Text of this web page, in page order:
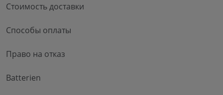
Стоимость доставки
Способы оплаты
Право на отказ
Batterien